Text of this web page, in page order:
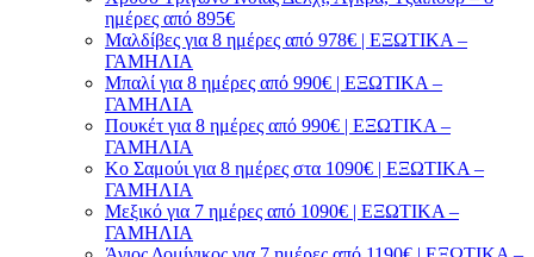
ημέρες από 895€
Μαλδίβες για 8 ημέρες από 978€ | ΕΞΩΤΙΚΑ –
ΓΑΜΗΛΙΑ
Μπαλί για 8 ημέρες από 990€ | ΕΞΩΤΙΚΑ –
ΓΑΜΗΛΙΑ
Πουκέτ για 8 ημέρες από 990€ | ΕΞΩΤΙΚΑ –
ΓΑΜΗΛΙΑ
Κο Σαμούι για 8 ημέρες στα 1090€ | ΕΞΩΤΙΚΑ –
ΓΑΜΗΛΙΑ
Μεξικό για 7 ημέρες από 1090€ | ΕΞΩΤΙΚΑ –
ΓΑΜΗΛΙΑ